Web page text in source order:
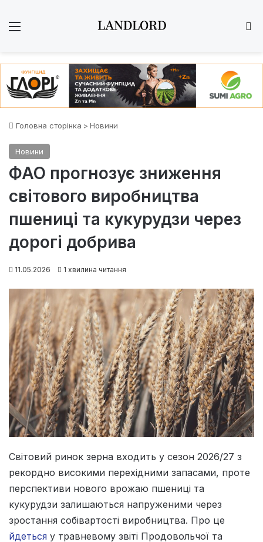
Головна сторінка > Новини
Новини
ФАО прогнозує зниження
світового виробництва
пшениці та кукурудзи через
дорогі добрива
11.05.2026 1 хвилина читання
Світовий ринок зерна входить у сезон 2026/27 з
рекордно високими перехідними запасами, проте
перспективи нового врожаю пшениці та
кукурудзи залишаються напруженими через
зростання собівартості виробництва. Про це
йдеться у травневому звіті Продовольчої та